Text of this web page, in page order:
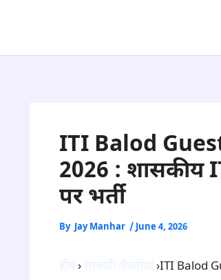
ITI Balod
2026 : शासकीय
पर भर्ती
By Jay Manhar / June 4, 2026
› ›ITI Balod